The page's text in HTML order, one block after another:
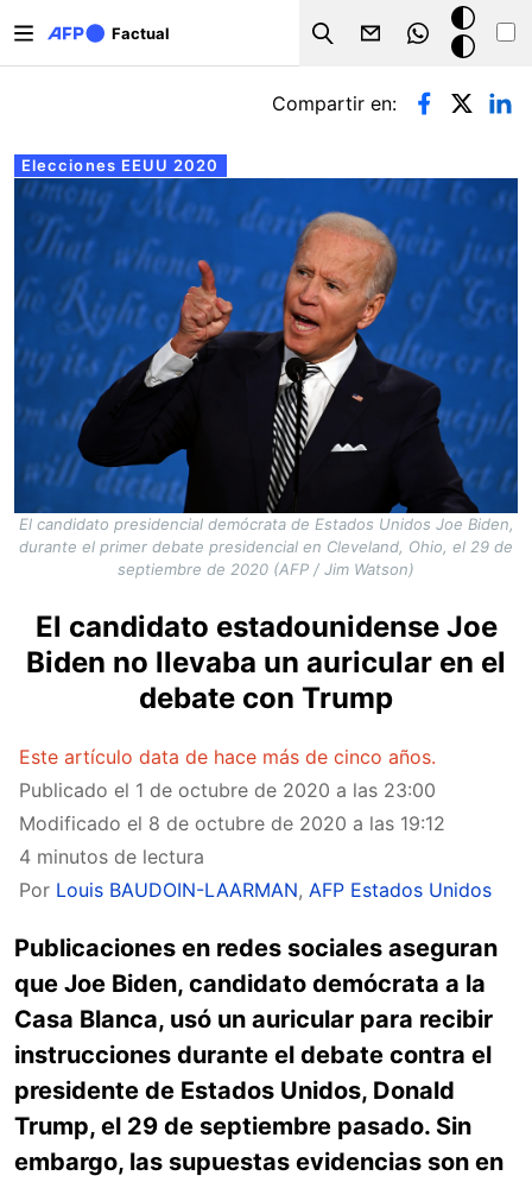
Factual
Search
Modo
oscuro
Solapas principales
Elecciones EEUU 2020
Compartir en:
El candidato presidencial demócrata de Estados Unidos Joe Biden,
durante el primer debate presidencial en Cleveland, Ohio, el 29 de
septiembre de 2020 (AFP / Jim Watson)
El candidato estadounidense Joe
Biden no llevaba un auricular en el
debate con Trump
Este artículo data de hace más de cinco años.
Publicado el 1 de octubre de 2020 a las 23:00
Modificado el 8 de octubre de 2020 a las 19:12
4 minutos de lectura
Por Louis BAUDOIN-LAARMAN, AFP Estados Unidos
Publicaciones en redes sociales aseguran
que Joe Biden, candidato demócrata a la
Casa Blanca, usó un auricular para recibir
instrucciones durante el debate contra el
presidente de Estados Unidos, Donald
Trump, el 29 de septiembre pasado. Sin
embargo, las supuestas evidencias son en